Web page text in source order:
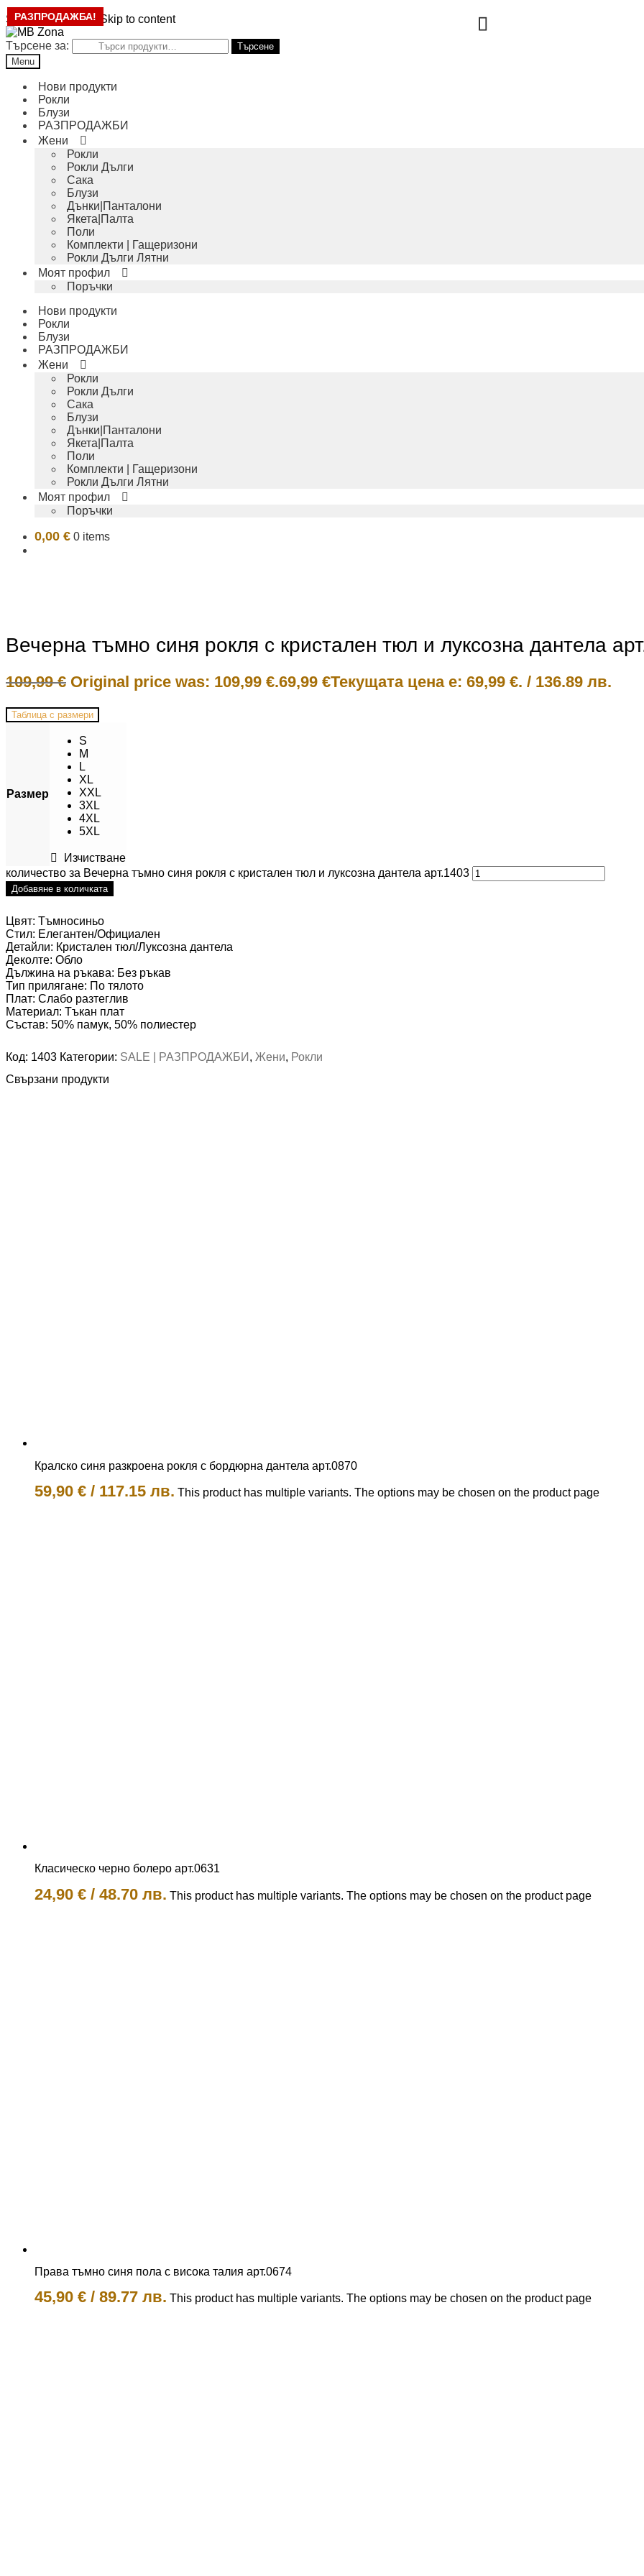
Skip to navigation Skip to content
Търсене за:
Търсене
Menu
Нови продукти
Рокли
Блузи
РАЗПРОДАЖБИ
Жени
Рокли
Рокли Дълги
Сака
Блузи
Дънки|Панталони
Якета|Палта
Поли
Комплекти | Гащеризони
Рокли Дълги Лятни
Моят профил
Поръчки
Нови продукти
Рокли
Блузи
РАЗПРОДАЖБИ
Жени
Рокли
Рокли Дълги
Сака
Блузи
Дънки|Панталони
Якета|Палта
Поли
Комплекти | Гащеризони
Рокли Дълги Лятни
Моят профил
Поръчки
0,00 € 0 items
РАЗПРОДАЖБА!
Вечерна тъмно синя рокля с кристален тюл и луксозна дантела
109,99€ Original price was: 109,99 €.69,99 €Текущата цена е: 69,99 €. / 136.89 лв.
Таблица с размери
Размер
S
M
L
XL
XXL
3XL
4XL
5XL
Изчистване
количество за Вечерна тъмно синя рокля с кристален тюл и луксозна дантела арт.1403
Добавяне в количката
Цвят: Тъмносиньо
Стил: Елегантен/Официален
Детайли: Кристален тюл/Луксозна дантела
Деколте: Обло
Дължина на ръкава: Без ръкав
Тип прилягане: По тялото
Плат: Слабо разтеглив
Материал: Тъкан плат
Състав: 50% памук, 50% полиестер
Код: 1403 Категории: SALE | РАЗПРОДАЖБИ , Жени, Рокли
Свързани продукти
Кралско синя разкроена рокля с бордюрна дантела арт.0870
59,90 € / 117.15 лв. This product has multiple variants. The options may be chosen on the product page
Класическо черно болеро арт.0631
24,90 € / 48.70 лв. This product has multiple variants. The options may be chosen on the product page
Права тъмно синя пола с висока талия арт.0674
45,90 € / 89.77 лв. This product has multiple variants. The options may be chosen on the product page